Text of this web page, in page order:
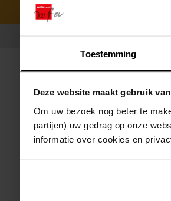
Toestemming
Deze website maakt gebruik
Om uw bezoek nog beter te
partijen) uw gedrag op onze
informatie over cookies en